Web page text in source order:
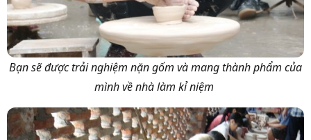
Bạn sẽ được trải nghiệm nặn gốm và mang thành phẩm của
mình về nhà làm kỉ niệm